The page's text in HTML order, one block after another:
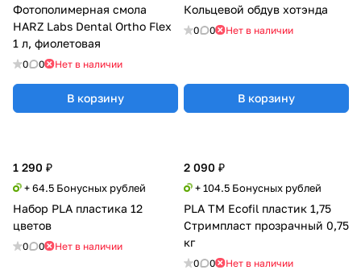
Фотополимерная смола
HARZ Labs Dental Ortho Flex
1 л, фиолетовая
0 0 Нет в наличии
В корзину
Кольцевой обдув хотэнда
0 0 Нет в наличии
В корзину
1 290 ₽
+ 64.5 Бонусных рублей
Набор PLA пластика 12
цветов
0 0 Нет в наличии
2 090 ₽
+ 104.5 Бонусных рублей
PLA TM Ecofil пластик 1,75
Стримпласт прозрачный 0,75
кг
0 0 Нет в наличии